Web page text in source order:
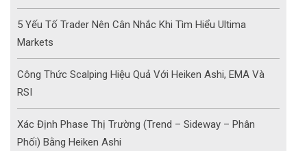
5 Yếu Tố Trader Nên Cân Nhắc Khi Tìm Hiểu Ultima
Markets
Công Thức Scalping Hiệu Quả Với Heiken Ashi, EMA Và
RSI
Xác Định Phase Thị Trường (Trend – Sideway – Phân
Phối) Bằng Heiken Ashi